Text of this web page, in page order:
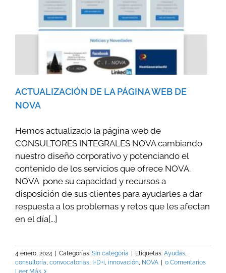
ACTUALIZACIÓN DE LA PÁGINA WEB DE
NOVA
Hemos actualizado la página web de
CONSULTORES INTEGRALES NOVA cambiando
nuestro diseño corporativo y potenciando el
contenido de los servicios que ofrece NOVA.
NOVA pone su capacidad y recursos a
disposición de sus clientes para ayudarles a dar
respuesta a los problemas y retos que les afectan
en el día[...]
4 enero, 2024 Categorías: Sin categoría Etiquetas: Ayudas,
consultoría, convocatorias, I+D+i, innovación, NOVA
0 Comentarios
Leer Más